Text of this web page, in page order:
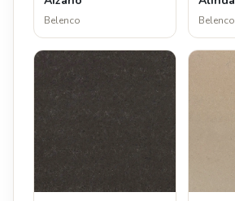
Belenco Belenco